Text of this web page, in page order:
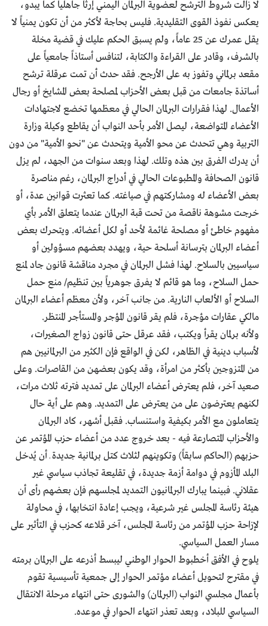
لا زالت شروط الترشح لعضوية البرلمان اليمني إرثاً جاهلياً كما يبدو،
يعكس نفوذ القوى التقليدية. فليس بحاجة لأكثر من أن تكون يمنياً لا
يقل عمرك عن 25 عاماً، ولم يسبق الحكم عليك في قضية مخلة
بالشرف، وقادر على القراءة والكتابة، لتنافس أستاذاً جامعياً على
مقعد برلماني وتفوز به على الأرجح. فقد حدث أن تمت عرقلة ترشح
أساتذة جامعات من قبل بعض الأحزاب لمصلحة بعض المشايخ أو رجال
الأعمال. لهذا فقرارات البرلمان الحالي في معظمها تخضع لاجتهادات
الأعضاء المتواضعة، ليصل الأمر بأحد النواب أن يقاطع وكيلة وزارة
التربية وهي تتحدث عن محو الأمية ويتحدث عن "نحو الأمية" من دون
أن يدرك الفرق بين هذه وتلك. لهذا وبعد سنوات من الجهد، لم يزل
قانون الصحافة والمطبوعات الحالي في أدراج البرلمان، رغم مناصرة
بعض الأعضاء له ومشاركتهم في صياغته. كما تعثرت قوانين عدة، أو
خرجت مشوهة ناقصة من تحت قبة البرلمان عندما يتعلق الأمر بأي
مفهوم خاطئ أو مصلحة غائمة لأحد أو لكل أعضائه. ويتحرك بعض
أعضاء البرلمان بترسانة أسلحة حية، ويهدد بعضهم مسؤولين أو
سياسيين بالسلاح. لهذا فشل البرلمان في مجرد مناقشة قانون جاد لمنع
حمل السلاح، وما هو قائم لا يفرق جوهرياً بين تنظيم/ منع حمل
السلاح أو الألعاب النارية. من جانب آخر، ولأن معظم أعضاء البرلمان
مالكي عقارات مؤجرة، فلم يقر قانون المؤجر والمستأجر المنتظر.
ولأنه برلمان يقرأ ويكتب، فقد عرقل حتى قانون زواج الصغيرات،
لأسباب دينية في الظاهر، لكن في الواقع فإن الكثير من البرلمانيين هم
من المتزوجين بأكثر من امرأة، وقد يكون بعضهن من القاصرات. وعلى
صعيد آخر، فلم يعترض أعضاء البرلمان على تمديد فترته ثلاث مرات،
لكنهم يعترضون على من يعترض على التمديد. وهم على أية حال
يتعاملون مع الأمر بكيفية واستنساب. فقبل أشهر، كاد البرلمان
والأحزاب المتصارعة فيه - بعد خروج عدد من أعضاء حزب المؤتمر عن
حزبهم (الحاكم سابقاً) وتكوينهم لثلاث كتل برلمانية جديدة ـ أن يُدخل
البلد المأزوم في دوامة أزمة جديدة، في تقليعة تجاذب سياسي غير
عقلاني. فبينما يبارك البرلمانيون التمديد لمجلسهم فإن بعضهم رأى أن
هيئة رئاسة المجلس غير شرعية، ويجب إعادة انتخابها، في محاولة
لإزاحة حزب المؤتمر من رئاسة المجلس، آخر قلاعه كحزب في التأثير على
مسار العمل السياسي.
يلوح في الأفق أخطبوط الحوار الوطني ليبسط أذرعه على البرلمان برمته
في مقترح لتحويل أعضاء مؤتمر الحوار إلى جمعية تأسيسية تقوم
بأعمال مجلسي النواب (البرلمان) والشورى حتى انتهاء مرحلة الانتقال
السياسي للبلاد، وبعد تعذر انتهاء الحوار في موعده.